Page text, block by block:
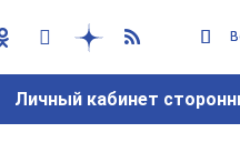
Личный кабинет
Личный кабинет